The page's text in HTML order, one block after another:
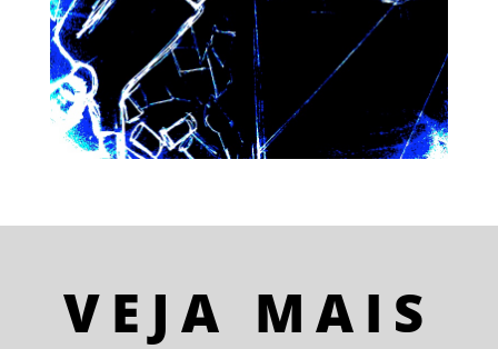
VEJA MAIS